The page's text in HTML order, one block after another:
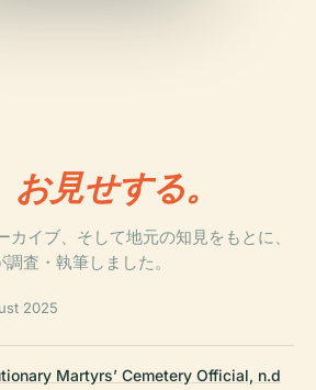
見せする。
イブ、そして地元の知見をもとに、
査・執筆しました。
2025
Martyrs’ Cemetery Official, n.d